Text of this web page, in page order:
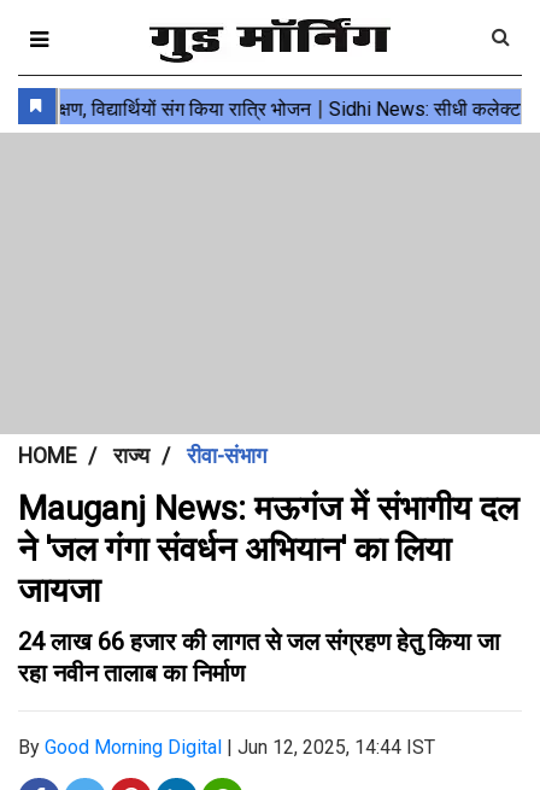
HOME राज्य रीवा-संभाग
Mauganj News: मऊगंज में संभागीय दल
ने 'जल गंगा संवर्धन अभियान' का लिया
जायजा
24 लाख 66 हजार की लागत से जल संग्रहण हेतु किया जा
रहा नवीन तालाब का निर्माण
By Good Morning Digital | Jun 12, 2025, 14:44 IST